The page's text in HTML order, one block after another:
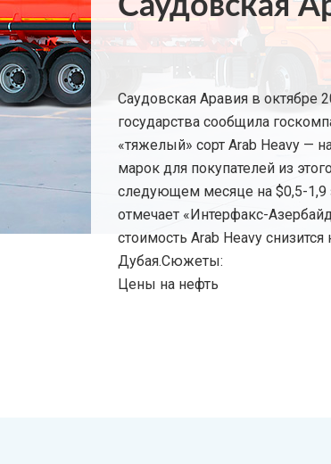
Саудовская Аравия в октябре
государства сообщила
«тяжелый» сорт Arab Heavy —
марок для покупателей из
следующем месяце на $0,5-1,9
отмечает «Интерфакс-
стоимость Arab Heavy
Дубая.Сюжеты:
Цены на нефть